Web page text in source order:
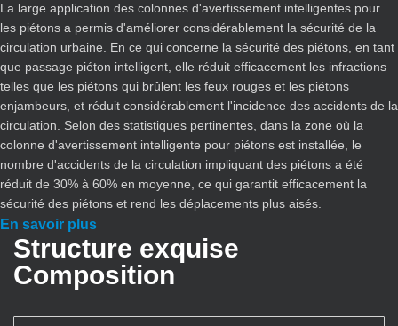
La large application des colonnes d'avertissement intelligentes pour
les piétons a permis d'améliorer considérablement la sécurité de la
circulation urbaine. En ce qui concerne la sécurité des piétons, en tant
que passage piéton intelligent, elle réduit efficacement les infractions
telles que les piétons qui brûlent les feux rouges et les piétons
enjambeurs, et réduit considérablement l'incidence des accidents de la
circulation. Selon des statistiques pertinentes, dans la zone où la
colonne d'avertissement intelligente pour piétons est installée, le
nombre d'accidents de la circulation impliquant des piétons a été
réduit de 30% à 60% en moyenne, ce qui garantit efficacement la
sécurité des piétons et rend les déplacements plus aisés.
En savoir plus
Structure exquise
Composition